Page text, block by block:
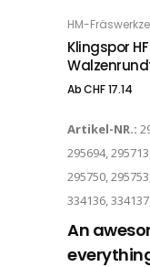
OPTIONS
HM-
Klingspor
AbCHF17.14
Artikel-NR.:
295694,
295750,
334136,
An